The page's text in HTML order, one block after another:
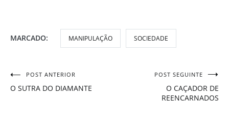
MARCADO: MANIPULAÇÃO SOCIEDADE
Navegação
POST ANTERIOR
O SUTRA DO DIAMANTE
POST SEGUINTE
O CAÇADOR DE
REENCARNADOS